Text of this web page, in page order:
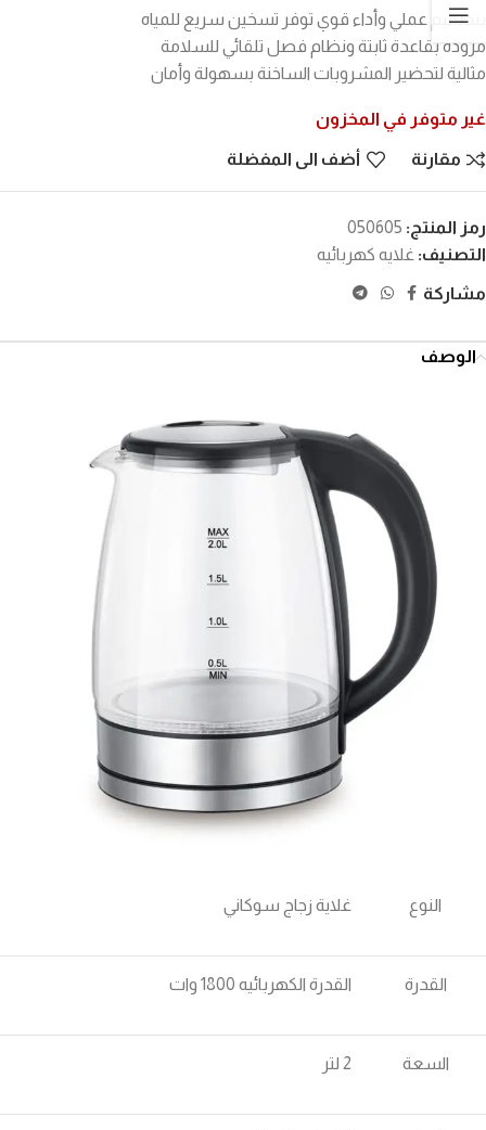
بتصميم عملي وأداء قوي توفر تسخين سريع للمياه
مزودة بقاعدة ثابتة ونظام فصل تلقائي للسلامة
مثالية لتحضير المشروبات الساخنة بسهولة وأمان
غير متوفر في المخزون
مقارنة أضف الى المفضلة
رمز المنتج: 050605
التصنيف: غلايه كهربائيه
مشاركة
الوصف
النوع غلاية زجاج سوكاني
القدرة القدرة الكهربائيه 1800 وات
السعة 2 لتر